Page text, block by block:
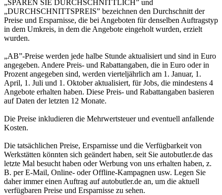
„SPAREN SIE DURCHSCHNITTLICH” und
„DURCHSCHNITTSPREIS” bezeichnen den Durchschnitt der
Preise und Ersparnisse, die bei Angeboten für denselben Auftragstyp
in dem Umkreis, in dem die Angebote eingeholt wurden, erzielt
wurden.
„AB”-Preise werden jede halbe Stunde aktualisiert und sind in Euro
angegeben. Andere Preis- und Rabattangaben, die in Euro oder in
Prozent angegeben sind, werden vierteljährlich am 1. Januar, 1.
April, 1. Juli und 1. Oktober aktualisiert, für Jobs, die mindestens 4
Angebote erhalten haben. Diese Preis- und Rabattangaben basieren
auf Daten der letzten 12 Monate.
Die Preise inkludieren die Mehrwertsteuer und eventuell anfallende
Kosten.
Die tatsächlichen Preise, Ersparnisse und die Verfügbarkeit von
Werkstätten könnten sich geändert haben, seit Sie autobutler.de das
letzte Mal besucht haben oder Werbung von uns erhalten haben, z.
B. per E-Mail, Online- oder Offline-Kampagnen usw. Legen Sie
daher immer einen Auftrag auf autobutler.de an, um die aktuell
verfügbaren Preise und Ersparnisse zu sehen.